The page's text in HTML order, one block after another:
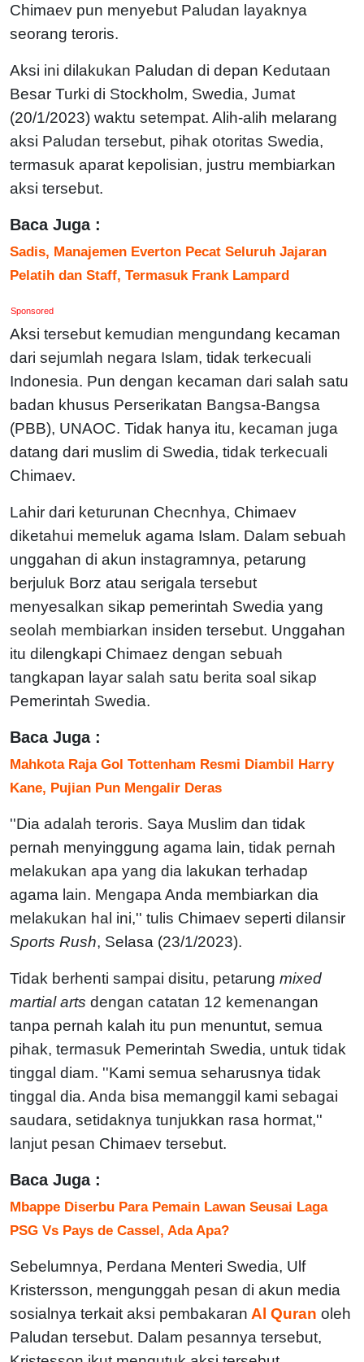
Chimaev pun menyebut Paludan layaknya
seorang teroris.
Aksi ini dilakukan Paludan di depan Kedutaan
Besar Turki di Stockholm, Swedia, Jumat
(20/1/2023) waktu setempat. Alih-alih melarang
aksi Paludan tersebut, pihak otoritas Swedia,
termasuk aparat kepolisian, justru membiarkan
aksi tersebut.
Baca Juga :
Sadis, Manajemen Everton Pecat Seluruh Jajaran
Pelatih dan Staff, Termasuk Frank Lampard
Sponsored
Aksi tersebut kemudian mengundang kecaman
dari sejumlah negara Islam, tidak terkecuali
Indonesia. Pun dengan kecaman dari salah satu
badan khusus Perserikatan Bangsa-Bangsa
(PBB), UNAOC. Tidak hanya itu, kecaman juga
datang dari muslim di Swedia, tidak terkecuali
Chimaev.
Lahir dari keturunan Checnhya, Chimaev
diketahui memeluk agama Islam. Dalam sebuah
unggahan di akun instagramnya, petarung
berjuluk Borz atau serigala tersebut
menyesalkan sikap pemerintah Swedia yang
seolah membiarkan insiden tersebut. Unggahan
itu dilengkapi Chimaez dengan sebuah
tangkapan layar salah satu berita soal sikap
Pemerintah Swedia.
Baca Juga :
Mahkota Raja Gol Tottenham Resmi Diambil Harry
Kane, Pujian Pun Mengalir Deras
''Dia adalah teroris. Saya Muslim dan tidak
pernah menyinggung agama lain, tidak pernah
melakukan apa yang dia lakukan terhadap
agama lain. Mengapa Anda membiarkan dia
melakukan hal ini,'' tulis Chimaev seperti dilansir
Sports Rush, Selasa (23/1/2023).
Tidak berhenti sampai disitu, petarung mixed
martial arts dengan catatan 12 kemenangan
tanpa pernah kalah itu pun menuntut, semua
pihak, termasuk Pemerintah Swedia, untuk tidak
tinggal diam. ''Kami semua seharusnya tidak
tinggal dia. Anda bisa memanggil kami sebagai
saudara, setidaknya tunjukkan rasa hormat,''
lanjut pesan Chimaev tersebut.
Baca Juga :
Mbappe Diserbu Para Pemain Lawan Seusai Laga
PSG Vs Pays de Cassel, Ada Apa?
Sebelumnya, Perdana Menteri Swedia, Ulf
Kristersson, mengunggah pesan di akun media
sosialnya terkait aksi pembakaran Al Quran oleh
Paludan tersebut. Dalam pesannya tersebut,